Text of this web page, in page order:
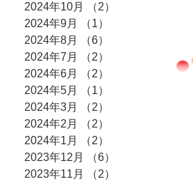
2024年10月
（2）
2024年9月
（1）
2024年8月
（6）
2024年7月
（2）
2024年6月
（2）
2024年5月
（1）
2024年3月
（2）
2024年2月
（2）
2024年1月
（2）
2023年12月
（6）
2023年11月
（2）